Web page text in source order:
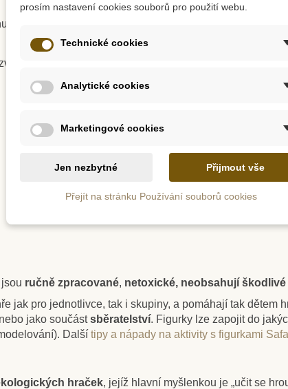
Lama
zvířat včetně savců, ptáků, ryb a dalších. Objevte
která žijí v Evropě.
ručně zpracované, netoxické, neobsahují
jak pro jednotlivce, tak i skupiny, a pomáhají tak dětem
jako součástsběratelství. Figurky lze zapojit do
Další tipy a nápady na aktivity s figurkami
hraček, jejíž hlavní myšlenkou je „učit se
prosím nastavení cookies souborů pro použití webu.
Technické cookies
Analytické cookies
Marketingové cookies
Jen nezbytné Přijmout vše
Přejít na stránku Používání souborů cookies